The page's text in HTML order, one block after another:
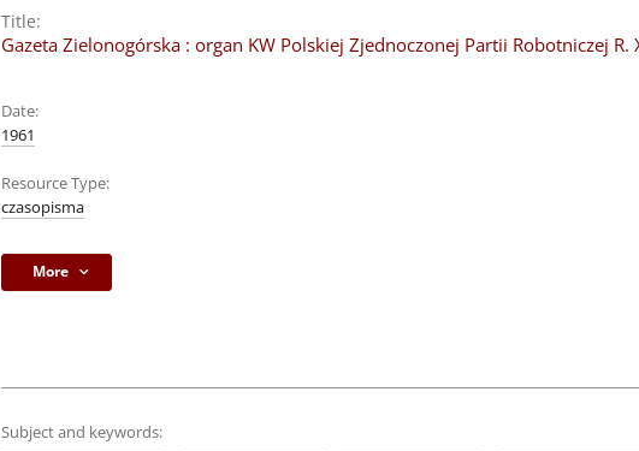
Title:
Gazeta Zielonogórska : organ KW Polskiej Zjednoczonej Partii Robotniczej
Date:
1961
Resource Type:
czasopisma
More
Subject and keywords: